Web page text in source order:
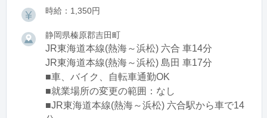
時給：1,350円
静岡県榛原郡吉田町
JR東海道本線(熱海～浜松) 六合 車14分
JR東海道本線(熱海～浜松) 島田 車17分
■車、バイク、自転車通勤OK
■就業場所の変更の範囲：なし
■JR東海道本線(熱海～浜松) 六合駅から車で14